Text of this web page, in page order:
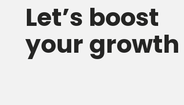
Let’s boost
your growth